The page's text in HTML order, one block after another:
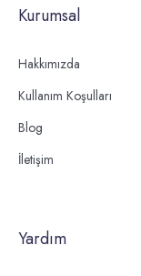
Kurumsal
Hakkımızda
Kullanım Koşulları
Blog
İletişim
Yardım